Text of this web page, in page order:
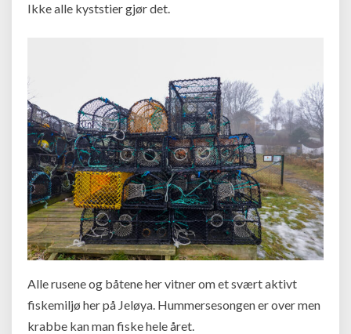
Ikke alle kyststier gjør det.
Alle rusene og båtene her vitner om et svært aktivt
fiskemiljø her på Jeløya. Hummersesongen er over men
krabbe kan man fiske hele året.